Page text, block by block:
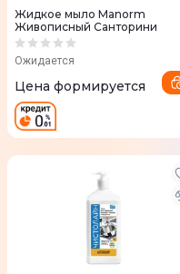
Жидкое мыло Manorm
Живописный Санторини
Ожидается
Цена формируется